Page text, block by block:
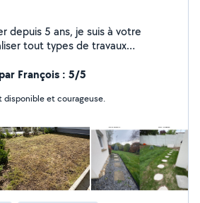
depuis 5 ans, je suis à votre
tout types de travaux
François : 5/5
disponible et courageuse.